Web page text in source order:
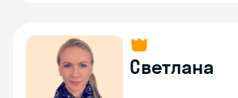
Светлана